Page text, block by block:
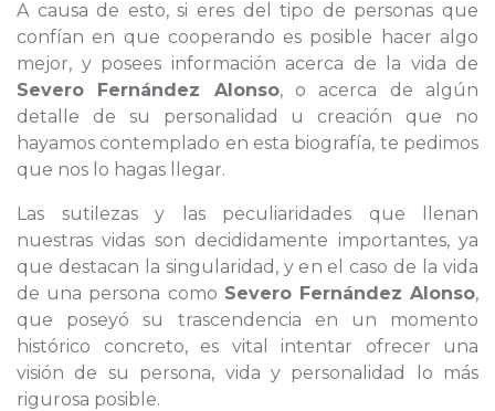
A causa de esto, si eres del tipo de personas que
confían en que cooperando es posible hacer algo
mejor, y posees información acerca de la vida de
Severo Fernández Alonso, o acerca de algún
detalle de su personalidad u creación que no
hayamos contemplado en esta biografía, te pedimos
que nos lo hagas llegar.
Las sutilezas y las peculiaridades que llenan
nuestras vidas son decididamente importantes, ya
que destacan la singularidad, y en el caso de la vida
de una persona como Severo Fernández Alonso,
que poseyó su trascendencia en un momento
histórico concreto, es vital intentar ofrecer una
visión de su persona, vida y personalidad lo más
rigurosa posible.